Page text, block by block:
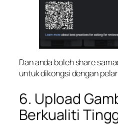
Dan anda boleh share
untuk dikongsi dengan
6. Upload
Berkualiti